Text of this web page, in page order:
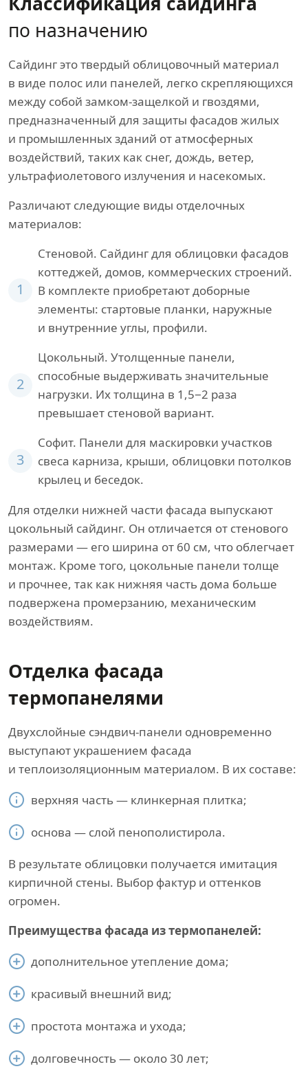
по назначению
Сайдинг это твердый облицовочный материал
в виде полос или панелей, легко скрепляющихся
между собой замком-защелкой и гвоздями,
предназначенный для защиты фасадов жилых
и промышленных зданий от атмосферных
воздействий, таких как снег, дождь, ветер,
ультрафиолетового излучения и насекомых.
Различают следующие виды отделочных
материалов:
1
Стеновой. Сайдинг для облицовки фасадов
коттеджей, домов, коммерческих строений.
В комплекте приобретают доборные
элементы: стартовые планки, наружные
и внутренние углы, профили.
2
Цокольный. Утолщенные панели,
способные выдерживать значительные
нагрузки. Их толщина в 1,5−2 раза
превышает стеновой вариант.
3
Софит. Панели для маскировки участков
свеса карниза, крыши, облицовки потолков
крылец и беседок.
Для отделки нижней части фасада выпускают
цокольный сайдинг. Он отличается от стенового
размерами — его ширина от 60 см, что облегчает
монтаж. Кроме того, цокольные панели толще
и прочнее, так как нижняя часть дома больше
подвержена промерзанию, механическим
воздействиям.
Отделка фасада
термопанелями
Двухслойные сэндвич-панели одновременно
выступают украшением фасада
и теплоизоляционным материалом. В их составе:
верхняя часть — клинкерная плитка;
основа — слой пенополистирола.
В результате облицовки получается имитация
кирпичной стены. Выбор фактур и оттенков
огромен.
Преимущества фасада из термопанелей:
дополнительное утепление дома;
красивый внешний вид;
простота монтажа и ухода;
долговечность — около 30 лет;